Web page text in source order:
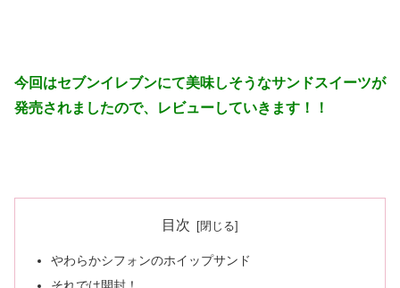
今回はセブンイレブンにて美味しそうなサンドスイーツが
発売されましたので、レビューしていきます！！
目次
やわらかシフォンのホイップサンド